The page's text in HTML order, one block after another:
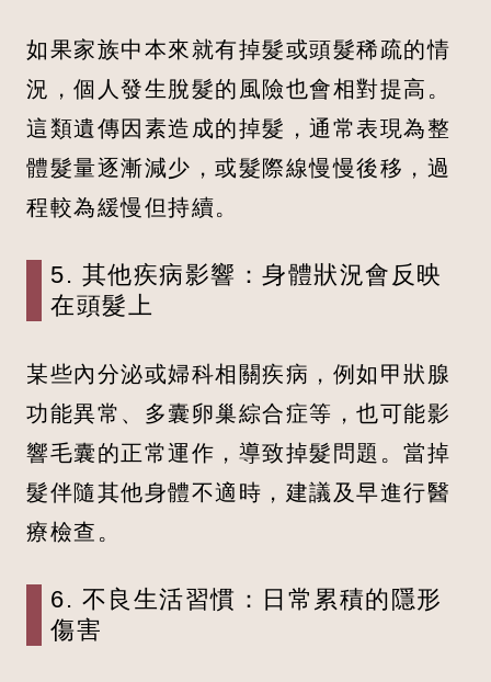
如果家族中本來就有掉髮或頭髮稀疏的情
況，個人發生脫髮的風險也會相對提高。
這類遺傳因素造成的掉髮，通常表現為整
體髮量逐漸減少，或髮際線慢慢後移，過
程較為緩慢但持續。
5. 其他疾病影響：身體狀況會反映
在頭髮上
某些內分泌或婦科相關疾病，例如甲狀腺
功能異常、多囊卵巢綜合症等，也可能影
響毛囊的正常運作，導致掉髮問題。當掉
髮伴隨其他身體不適時，建議及早進行醫
療檢查。
6. 不良生活習慣：日常累積的隱形
傷害